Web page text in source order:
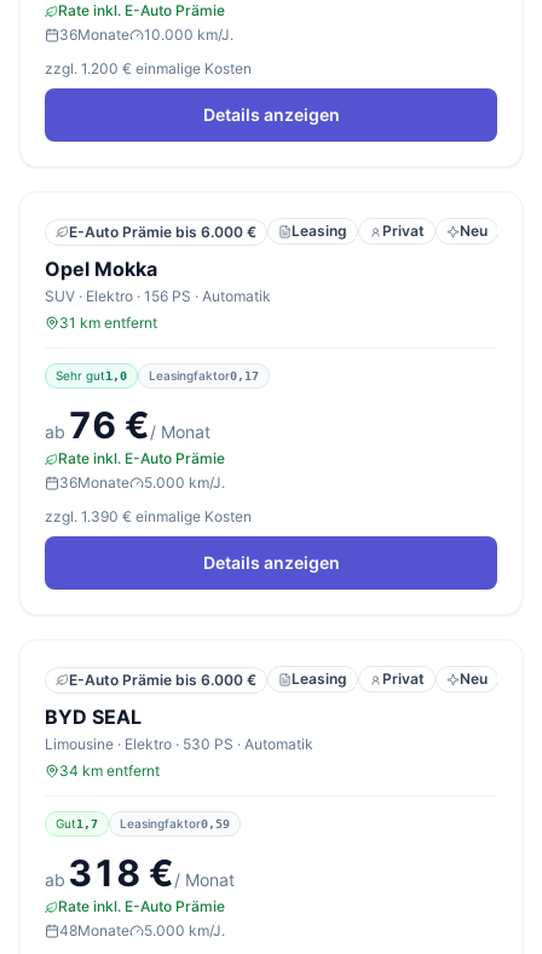
Rate inkl. E-Auto Prämie
36Monate
10.000 km/J.
zzgl. 1.200 € einmalige Kosten
Details anzeigen
E-Auto Prämie bis 6.000 € Leasing Privat Neu
Opel Mokka
SUV · Elektro · 156 PS · Automatik
31 km entfernt
Sehr gut1,0 Leasingfaktor0,17
ab 76 €/ Monat
Rate inkl. E-Auto Prämie
36Monate
5.000 km/J.
zzgl. 1.390 € einmalige Kosten
Details anzeigen
E-Auto Prämie bis 6.000 € Leasing Privat Neu
BYD SEAL
Limousine · Elektro · 530 PS · Automatik
34 km entfernt
Gut1,7 Leasingfaktor0,59
ab 318 €/ Monat
Rate inkl. E-Auto Prämie
48Monate
5.000 km/J.